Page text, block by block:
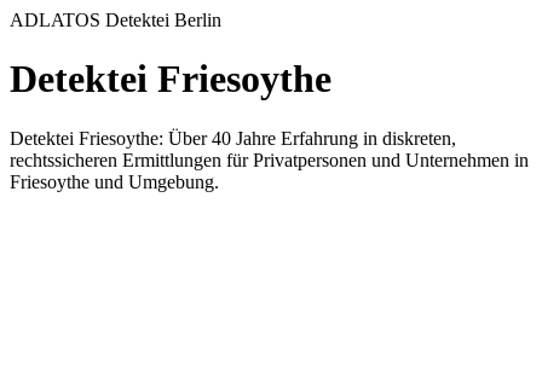
ADLATOS Detektei Berlin
Detektei Friesoythe
Detektei Friesoythe: Über 40 Jahre Erfahrung in diskreten,
rechtssicheren Ermittlungen für Privatpersonen und Unternehmen in
Friesoythe und Umgebung.